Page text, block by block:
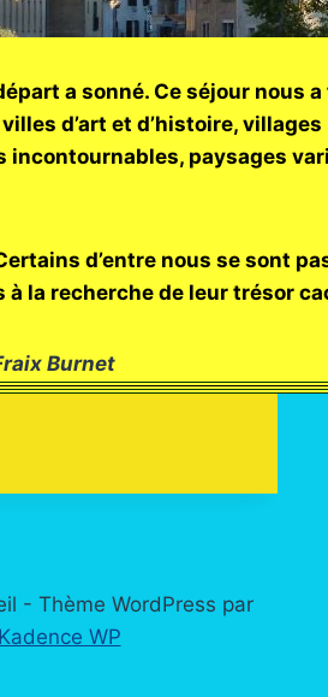
a sonné. Ce séjour
d’art et d’histoire,
paysages
nous se sont
la recherche de leur trésor
Burnet
- Thème WordPress par
Kadence WP